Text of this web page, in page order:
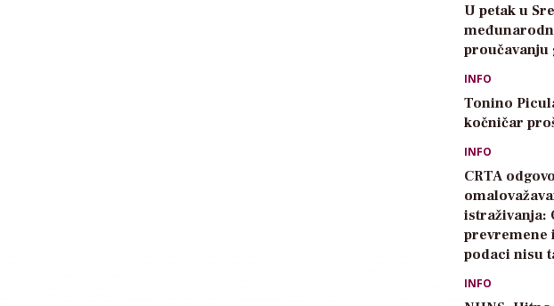
U petak u
proučavanju
INFO
Tonino
kočničar
INFO
CRTA
istraživanja:
prevremene
podaci nisu
INFO